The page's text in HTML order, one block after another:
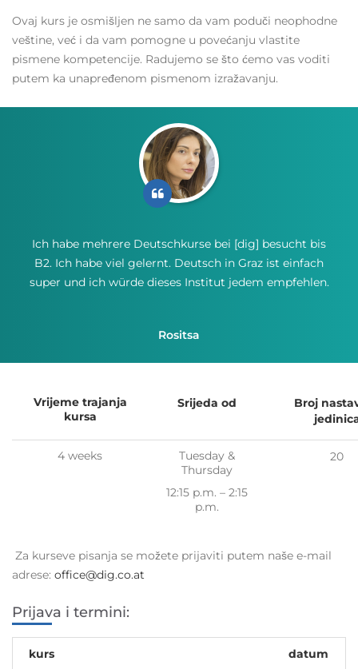
Ovaj kurs je osmišljen ne samo da vam poduči neophodne
veštine, već i da vam pomogne u povećanju vlastite
pismene kompetencije. Radujemo se što ćemo vas voditi
putem ka unapređenom pismenom izražavanju.
Ich habe mehrere Deutschkurse bei [dig] besucht bis
B2. Ich habe viel gelernt. Deutsch in Graz ist einfach
super und ich würde dieses Institut jedem empfehlen.
Rositsa
Vrijeme trajanja
kursa
Srijeda od
Broj
4 weeks
Tuesday &
Thursday
12:15 p.m. – 2:15
p.m.
20
Za kurseve pisanja se možete prijaviti putem naše e-mail
adrese: office@dig.co.at
Prijava i termini:
kurs datum